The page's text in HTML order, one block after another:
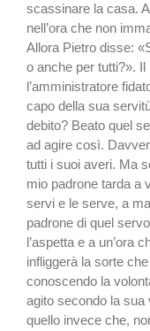
scassinare la casa.
nell’ora che non
Allora Pietro disse:
o anche per tutti?».
l’amministratore
capo della sua
debito? Beato quel
ad agire così.
tutti i suoi averi. Ma
mio padrone tarda a
servi e le serve, a
padrone di quel
l’aspetta e a un’ora
infliggerà la sorte
conoscendo la
agito secondo la
quello invece che,